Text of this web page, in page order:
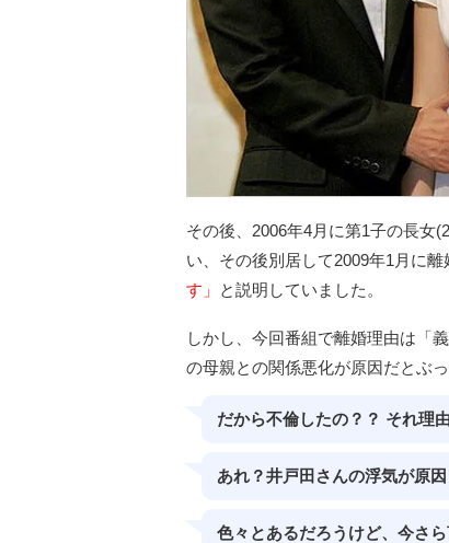
その後、2006年4月に第1子の長女
い、その後別居して2009年1月に
す」
と説明していました。
しかし、今回番組で離婚理由は「
の母親との関係悪化が原因だとぶ
だから不倫したの？？ それ理
あれ？井戸田さんの浮気が原
色々とあるだろうけど、今さ